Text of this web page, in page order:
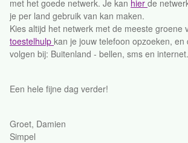
met het goede netwerk. Je kan hier de
je per land gebruik van kan maken.
Kies altijd het netwerk met de meeste groene
toestelhulp kan je jouw telefoon opzoeken, en
volgen bij: Buitenland - bellen, sms en internet.
Een hele fijne dag verder!
Groet, Damien
Simpel